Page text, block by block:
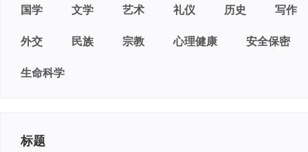
国学 文学 艺术 礼仪 历史 写作
外交 民族 宗教 心理健康 安全保密
生命科学
标题